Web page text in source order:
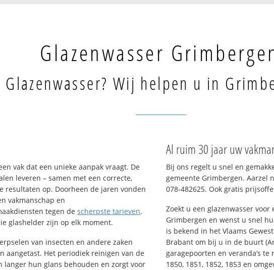
Glazenwasser
Glazenwasser? Wij helpen u in
vak dat een unieke aanpak vraagt. De
leveren – samen met een correcte,
resultaten op. Doorheen de jaren vonden
vakmanschap en
tegen descherpste tarieven.
glashelder zijn op elk moment.
van insecten en andere zaken
aangetast. Het periodiek reinigen van de
langer hun glans behouden en zorgt voor
Al ruim 30 jaar uw
Bij ons regelt u snel en
gemeente Grimbergen. Aarzel
078-482625. Ook gratis
Zoekt u een glazenwasser
Grimbergen en wenst u snel
is bekend in het Vlaams
Brabant om bij u in de buurt
garagepoorten en veranda’s
1850, 1851, 1852, 1853 en